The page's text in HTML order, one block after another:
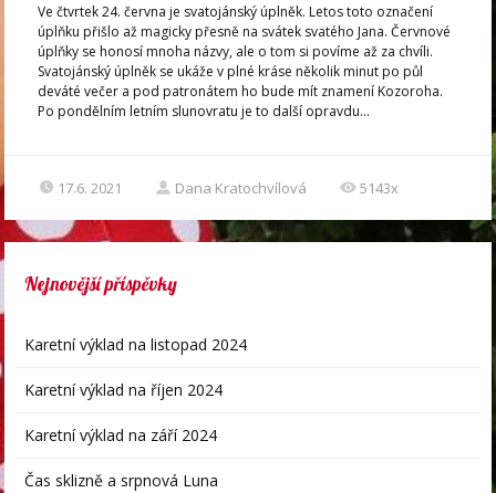
Ve čtvrtek 24. června je svatojánský úplněk. Letos toto označení
úplňku přišlo až magicky přesně na svátek svatého Jana. Červnové
úplňky se honosí mnoha názvy, ale o tom si povíme až za chvíli.
Svatojánský úplněk se ukáže v plné kráse několik minut po půl
deváté večer a pod patronátem ho bude mít znamení Kozoroha.
Po pondělním letním slunovratu je to další opravdu...
17.6. 2021 Dana Kratochvílová 5143x
Nejnovější příspěvky
Karetní výklad na listopad 2024
Karetní výklad na říjen 2024
Karetní výklad na září 2024
Čas sklizně a srpnová Luna